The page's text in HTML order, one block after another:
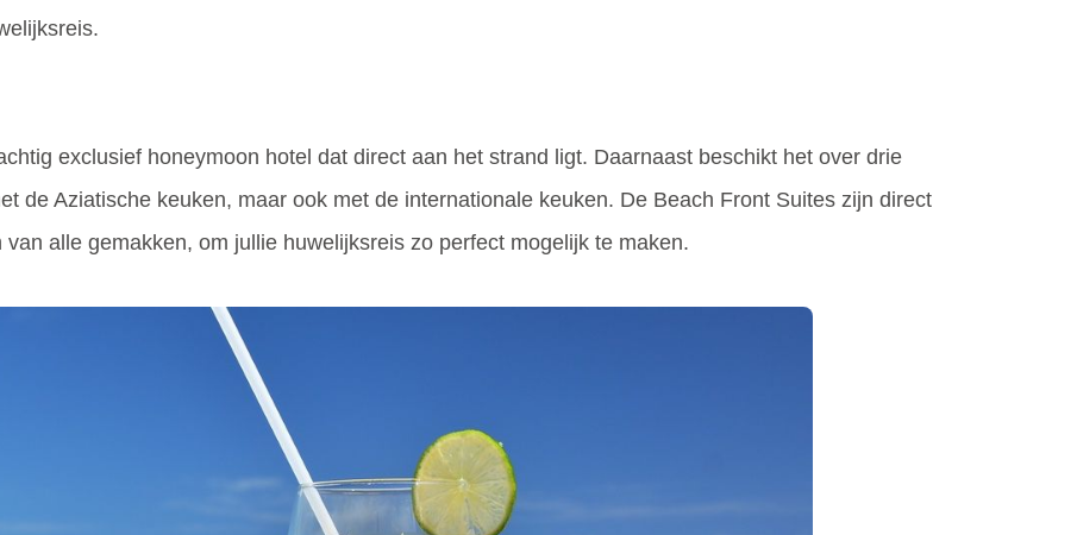
exclusief honeymoon hotel dat direct aan het strand ligt. Daarnaast beschikt het over drie
de Aziatische keuken, maar ook met de internationale keuken. De Beach Front Suites zijn direct
alle gemakken, om jullie huwelijksreis zo perfect mogelijk te maken.